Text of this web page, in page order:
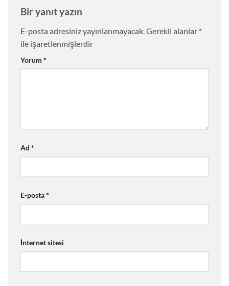
Bir yanıt yazın
E-posta adresiniz yayınlanmayacak. Gerekli alanlar *
ile işaretlenmişlerdir
Yorum *
Ad *
E-posta*
İnternet sitesi